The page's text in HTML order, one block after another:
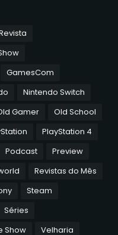
GamesCom
Nintendo Switch
Gamer
Old School
PlayStation 4
Podcast
Preview
Revistas do Mês
Steam
Séries
Show
Velharia